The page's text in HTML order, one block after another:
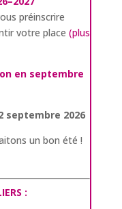
préinscrire
votre place (plus
en septembre
septembre 2026
un bon été !
: